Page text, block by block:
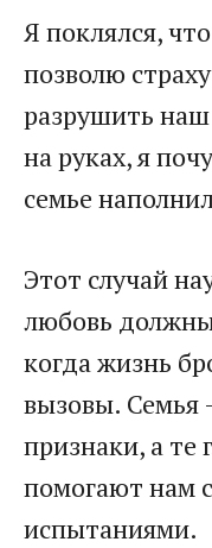
Я поклялся,
позволю
разрушить
на руках, я
семье
Этот случай
любовь
когда жизнь
вызовы. Семья
признаки, а те
помогают нам
испытаниями.